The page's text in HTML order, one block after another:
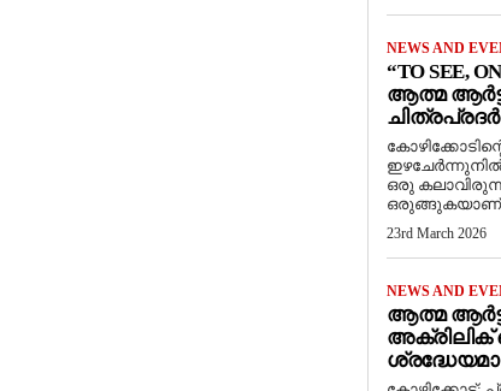
NEWS AND
“TO SEE,
ആത്മ
ഒരു
ഒരുങ്ങുകയാണ്.
23rd March 2026
NEWS AND
ആത്മ ആർട്ട്
അക്രിലിക്